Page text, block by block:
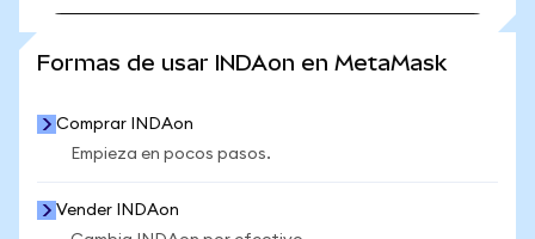
Formas de usar INDAon en MetaMask
Comprar INDAon
Empieza en pocos pasos.
Vender INDAon